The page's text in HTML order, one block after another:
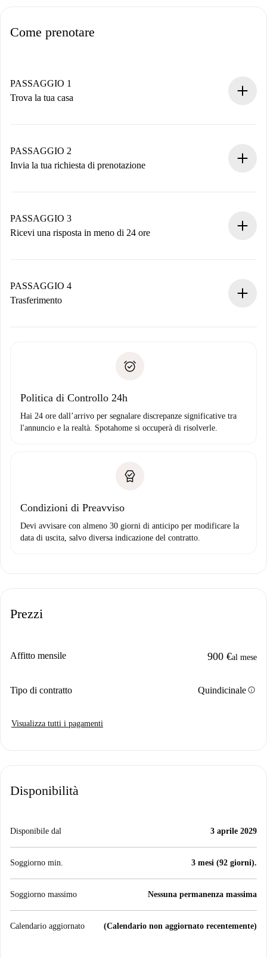
Come prenotare
PASSAGGIO 1
Trova la tua casa
Hai tutte le informazioni necessarie in anticipo.
PASSAGGIO 2
Invia la tua richiesta di prenotazione
non accetta.
PASSAGGIO 3
Ricevi una risposta in meno di 24 ore
contatto con il proprietario.
Se rifiutata: non ti addebiteremo nulla e ti proporremo
Domiciliazione del pagamento
PASSAGGIO 4
Trasferimento
solo se non segnali problemi.
Politica di Controllo 24h
Hai 24 ore dall’arrivo per segnalare discrepanze significative tra
l'annuncio e la realtà. Spotahome si occuperà di risolverle.
Condizioni di Preavviso
Devi avvisare con almeno 30 giorni di anticipo per modificare la
data di uscita, salvo diversa indicazione del contratto.
Prezzi
Affitto mensile 900 €al mese
Tipo di contratto Quindicinaleinfo
Visualizza tutti i pagamenti
Disponibilità
Disponibile dal 3 aprile 2029
Soggiorno min. 3 mesi (92 giorni).
Soggiorno massimo Nessuna permanenza massima
Calendario aggiornato (Calendario non aggiornato recentemente)